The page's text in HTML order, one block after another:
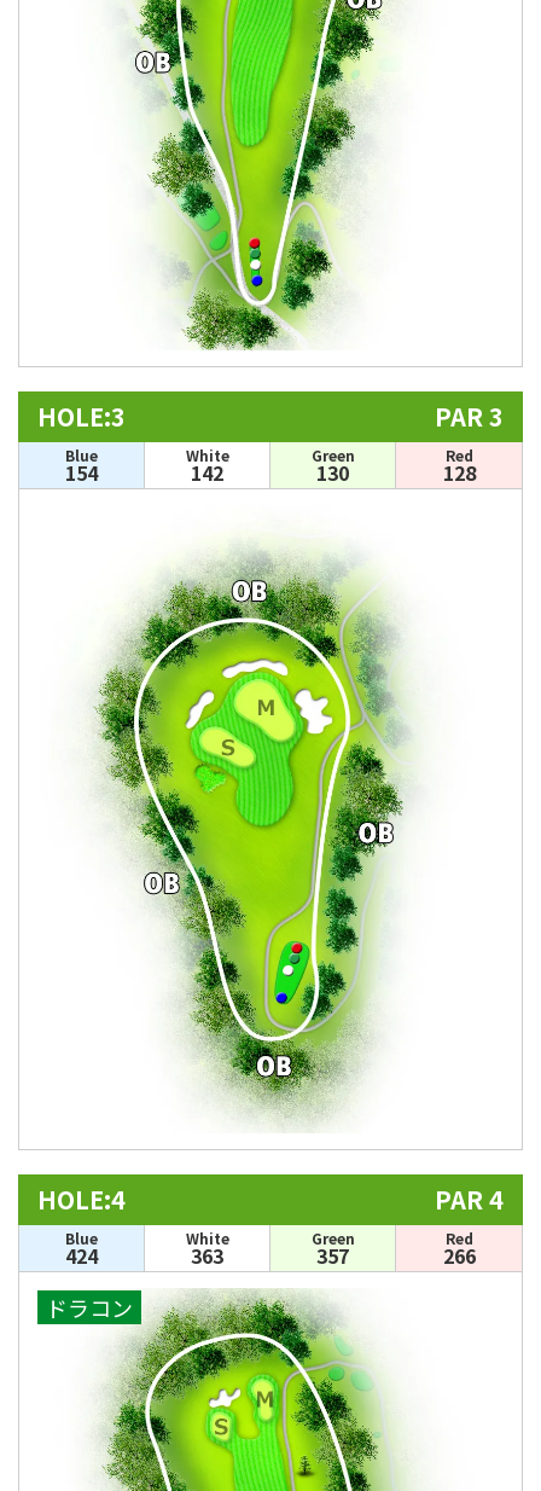
HOLE:3 PAR 3
Blue
154
White
142
Green
130
Red
128
HOLE:4 PAR 4
Blue
424
White
363
Green
357
Red
266
ドラコン